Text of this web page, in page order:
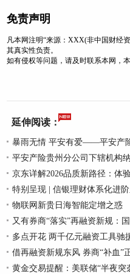
免责声明
凡本网注明“来源：XXX(非中国财经
其真实性负责。
如有侵权等问题，请及时联系本网，
延伸阅读：
暴雨无情 平安有爱——平安产
平安产险贵州分公司下辖机构
京东详解2026品质新路径：体
特别呈现 | 信银理财体系化进
物联网新贵日海智能定增之惑
又有券商“落实”再融资新规：
多点开花 两千亿元融资工具驰
借再融资新规东风 券商“补血”
黄金交易提醒：美联储“半夜突